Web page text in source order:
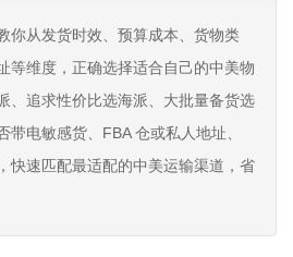
你从发货时效、预算成本、货物类
等维度，正确选择适合自己的中美物
、追求性价比选海派、大批量备货选
带电敏感货、FBA 仓或私人地址、
快速匹配最适配的中美运输渠道，省